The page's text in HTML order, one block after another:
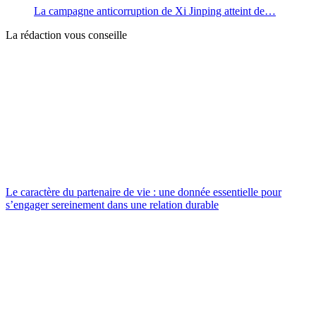
La campagne anticorruption de Xi Jinping atteint de…
La rédaction vous conseille
Le caractère du partenaire de vie : une donnée essentielle pour
s’engager sereinement dans une relation durable